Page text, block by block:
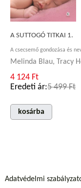
A SUTTOGÓ TITKAI 1.
A csecsemő gondozása és
Melinda Blau, Tracy
4 124 Ft
Eredeti ár:5 499 Ft
kosárba
Adatvédelmi